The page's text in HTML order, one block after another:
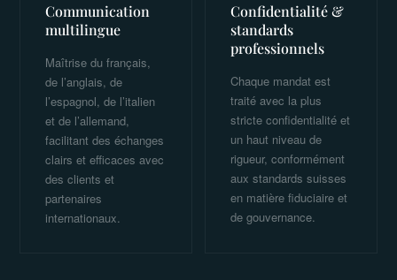
Communication
multilingue
Maîtrise du français,
de l’anglais, de
l’espagnol, de l’italien
et de l’allemand,
facilitant des échanges
clairs et efficaces avec
des clients et
partenaires
internationaux.
Confidentialité &
standards
professionnels
Chaque mandat est
traité avec la plus
stricte confidentialité et
un haut niveau de
rigueur, conformément
aux standards suisses
en matière fiduciaire et
de gouvernance.